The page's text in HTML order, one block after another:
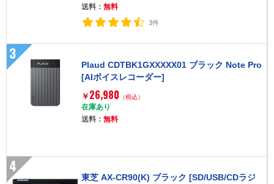
送料：無料
3件
3
Plaud CDTBK1GXXXXX01 ブラック Note Pro
[AIボイスレコーダー]
￥ 26,980 （税込）
在庫あり
送料：無料
4
東芝 AX-CR90(K) ブラック [SD/USB/CDラジ